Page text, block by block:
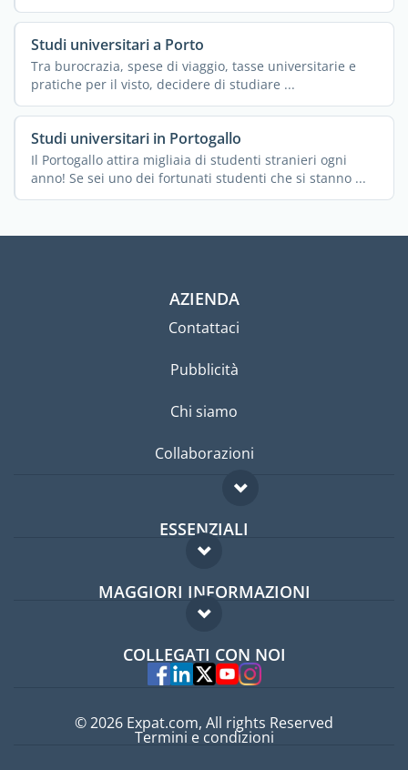
Studi universitari a Porto
Tra burocrazia, spese di viaggio, tasse universitarie e
pratiche per il visto, decidere di studiare ...
Studi universitari in Portogallo
Il Portogallo attira migliaia di studenti stranieri ogni
anno! Se sei uno dei fortunati studenti che si stanno ...
AZIENDA
Contattaci
Pubblicità
Chi siamo
Collaborazioni
ESSENZIALI
Forum per expat
Guida per expat
MAGGIORI INFORMAZIONI
Domande frequenti
Esperti
COLLEGATI CON NOI
© 2026 Expat.com, All rights Reserved
Termini e condizioni